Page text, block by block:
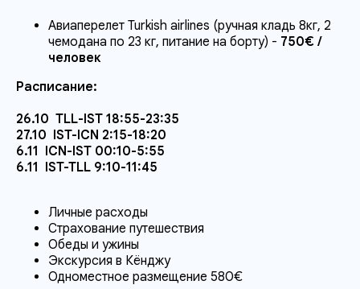
Авиаперелет Turkish airlines (ручная кладь 8кг, 2
чемодана по 23 кг, питание на борту) - 750€ /
человек
Расписание:
26.10 TLL-IST 18:55-23:35
27.10 IST-ICN 2:15-18:20
6.11 ICN-IST 00:10-5:55
6.11 IST-TLL 9:10-11:45
Личные расходы
Страхование путешествия
Обеды и ужины
Экскурсия в Кёнджу
Одноместное размещение 580€